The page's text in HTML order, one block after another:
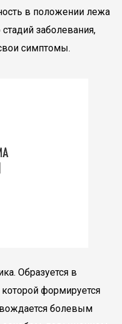
в положении лежа
заболевания,
симптомы.
Образуется в
формируется
болевым